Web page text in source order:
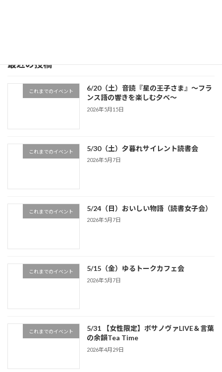
最近の投稿
これまでのイベント
6/20（土）音読『星の王子さま』～フラ
ンス語の響きを楽しむ夕べ～
2026年5月15日
これまでのイベント 5/30（土）夕暮れサイレント読書会
2026年5月7日
これまでのイベント 5/24（日）おいしい物語（読書女子会）
2026年5月7日
これまでのイベント 5/15（金）ゆるトークカフェ会
2026年5月7日
これまでのイベント
5/31 【女性限定】ボサノヴァLIVE＆言葉
の余韻Tea Time
2026年4月29日